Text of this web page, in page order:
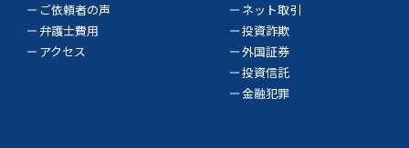
ご依頼者の声
弁護士費用
アクセス
ネット取引
投資詐欺
外国証券
投資信託
金融犯罪